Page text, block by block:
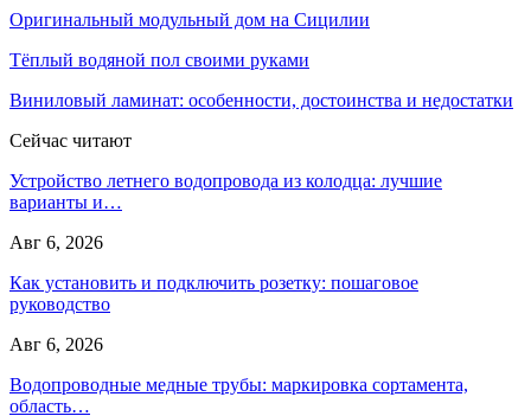
Оригинальный модульный дом на Сицилии
Тёплый водяной пол своими руками
Виниловый ламинат: особенности, достоинства и недостатки
Сейчас читают
Устройство летнего водопровода из колодца: лучшие
варианты и…
Авг 6, 2026
Как установить и подключить розетку: пошаговое
руководство
Авг 6, 2026
Водопроводные медные трубы: маркировка сортамента,
область…